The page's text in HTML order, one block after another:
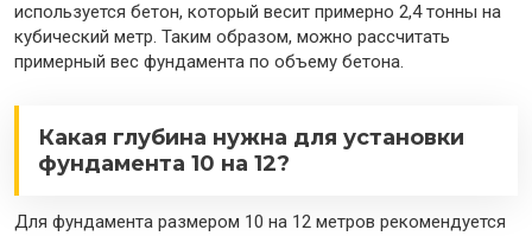
используется бетон, который весит примерно 2,4 тонны на
кубический метр. Таким образом, можно рассчитать
примерный вес фундамента по объему бетона.
Какая глубина нужна для установки
фундамента 10 на 12?
Для фундамента размером 10 на 12 метров рекомендуется